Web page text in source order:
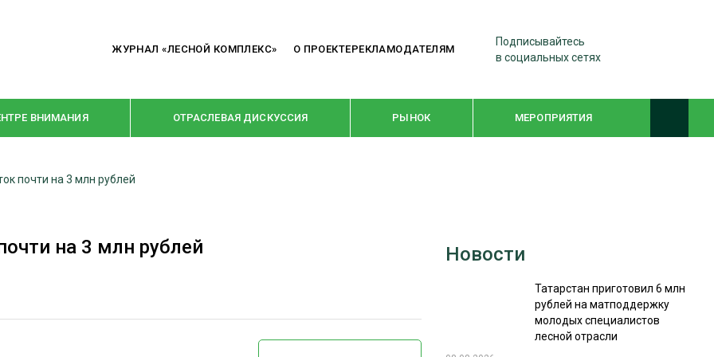
ЖУРНАЛ «ЛЕСНОЙ КОМПЛЕКС» О ПРОЕКТЕРЕКЛАМОДАТЕЛЯМ
Подписывайтесь
в социальных сетях
ВНИМАНИЯ ОТРАСЛЕВАЯ ДИСКУССИЯ РЫНОК МЕРОПРИЯТИЯ
КРУПНЫМ ПЛАНОМ
ПРЕДПРИЯТИЯ ЛПК
WOODEX-2021
СУШКА ДРЕВЕСИНЫ
почти на 3 млн рублей
на 3 млн рублей Новости
Татарстан приготовил 6 млн
рублей на матподдержку
молодых специалистов
лесной отрасли